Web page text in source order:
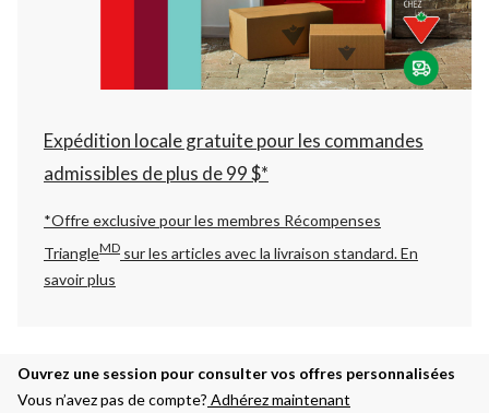
Ouvert,
Fermeture
à
22:00
changer
Expédition locale gratuite pour les commandes
admissibles de plus de 99 $*
*Offre exclusive pour les membres Récompenses
TriangleMD sur les articles avec la livraison standard.En
savoir plus
Ouvrez une session pour consulter vos offres personnalisées
Vous n’avez pas de compte? Adhérez maintenant